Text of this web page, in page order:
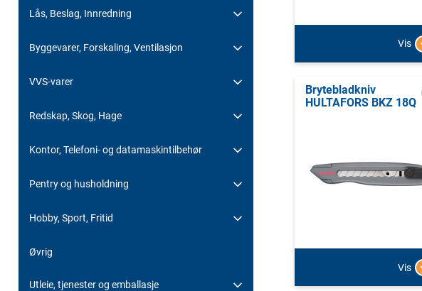
Lås, Beslag, Innredning
Byggevarer, Forskaling, Ventilasjon
VVS-varer
Redskap, Skog, Hage
Kontor, Telefoni- og datamaskintilbehør
Pentry og husholdning
Hobby, Sport, Fritid
Øvrig
Utleie, tjenester og emballasje
Vis
Brytebladkniv
HULTAFORS BKZ 18Q
Vis